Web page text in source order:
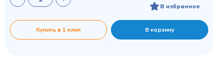
В избранное
Купить в 1 клик В корзину